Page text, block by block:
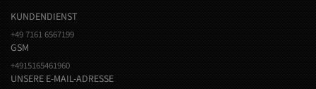
KUNDENDIENST
+49 7161 6567199
GSM
+4915165461960
UNSERE E-MAIL-ADRESSE